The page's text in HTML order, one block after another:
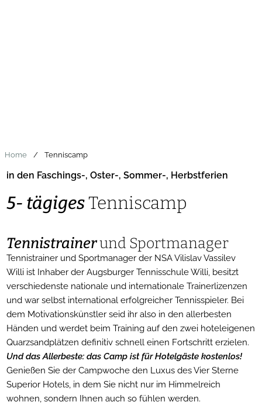
Home / Tenniscamp
in den Faschings-, Oster-, Sommer-, Herbstferien
5- tägigesTenniscamp
Tennistrainerund Sportmanager
Tennistrainer und Sportmanager der NSA Vilislav Vassilev
Willi ist Inhaber der Augsburger Tennisschule Willi, besitzt
verschiedenste nationale und internationale Trainerlizenzen
und war selbst international erfolgreicher Tennisspieler. Bei
dem Motivationskünstler seid ihr also in den allerbesten
Händen und werdet beim Training auf den zwei hoteleigenen
Quarzsandplätzen definitiv schnell einen Fortschritt erzielen.
Und das Allerbeste: das Camp ist für Hotelgäste kostenlos!
Genießen Sie der Campwoche den Luxus des Vier Sterne
Superior Hotels, in dem Sie nicht nur im Himmelreich
wohnen, sondern Ihnen auch so fühlen werden.